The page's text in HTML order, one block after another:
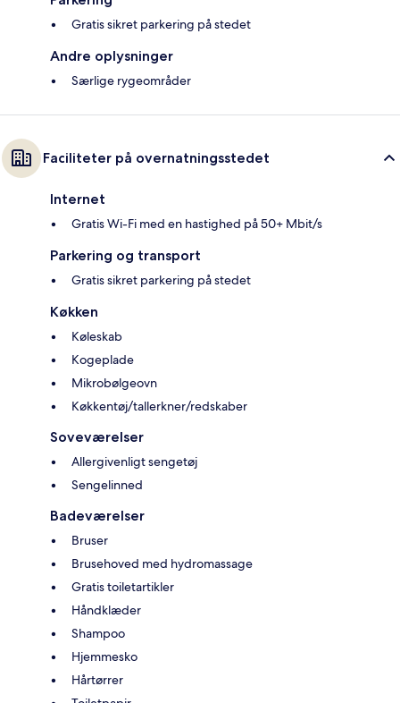
Gratis sikret parkering på stedet
Andre oplysninger
Særlige rygeområder
Faciliteter på overnatningsstedet
Internet
Gratis Wi-Fi med en hastighed på 50+ Mbit/s
Parkering og transport
Gratis sikret parkering på stedet
Køkken
Køleskab
Kogeplade
Mikrobølgeovn
Køkkentøj/tallerkner/redskaber
Soveværelser
Allergivenligt sengetøj
Sengelinned
Badeværelser
Bruser
Brusehoved med hydromassage
Gratis toiletartikler
Håndklæder
Shampoo
Hjemmesko
Hårtørrer